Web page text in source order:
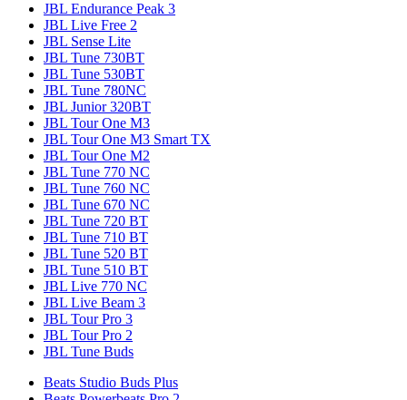
JBL Endurance Peak 3
JBL Live Free 2
JBL Sense Lite
JBL Tune 730BT
JBL Tune 530BT
JBL Tune 780NC
JBL Junior 320BT
JBL Tour One M3
JBL Tour One M3 Smart TX
JBL Tour One M2
JBL Tune 770 NC
JBL Tune 760 NC
JBL Tune 670 NC
JBL Tune 720 BT
JBL Tune 710 BT
JBL Tune 520 BT
JBL Tune 510 BT
JBL Live 770 NC
JBL Live Beam 3
JBL Tour Pro 3
JBL Tour Pro 2
JBL Tune Buds
Beats Studio Buds Plus